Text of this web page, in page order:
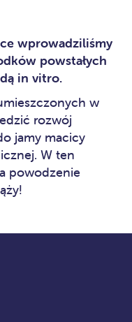
wprowadziliśmy
powstałych
in vitro.
w
rozwój
jamy macicy
W ten
powodzenie